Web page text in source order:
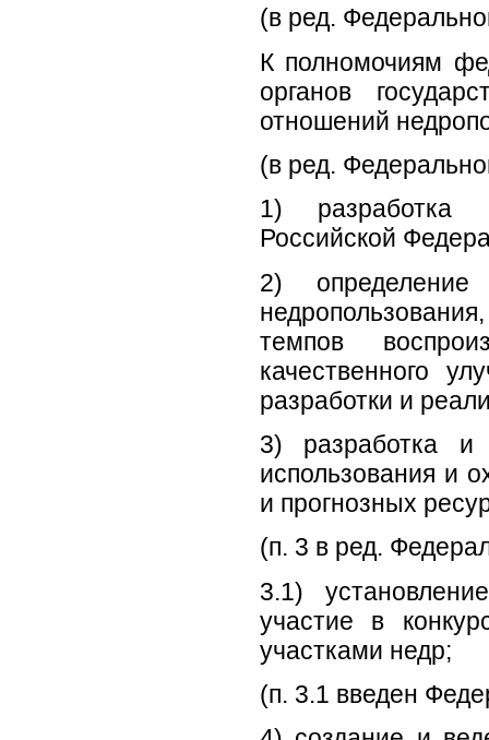
(в ред.
К полномочиям
органов
отношений
(в ред.
1) разработка и
Российской
2)
темпов
качественного
разработки и
3) разработка
использования и
и прогнозных
(п. 3 в ред.
3.1)
участие в
участками недр;
(п. 3.1 введен